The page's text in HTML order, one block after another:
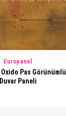
Europanel
Pas Görünümlü
Duvar Paneli